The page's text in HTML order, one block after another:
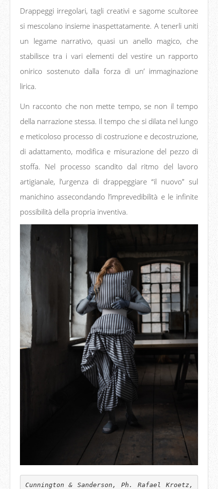
Drappeggi irregolari, tagli creativi e sagome scultoree
si mescolano insieme inaspettatamente. A tenerli uniti
un legame narrativo, quasi un anello magico, che
stabilisce tra i vari elementi del vestire un rapporto
onirico sostenuto dalla forza di un’ immaginazione
lirica.
Un racconto che non mette tempo, se non il tempo
della narrazione stessa. Il tempo che si dilata nel lungo
e meticoloso processo di costruzione e decostruzione,
di adattamento, modifica e misurazione del pezzo di
stoffa. Nel processo scandito dal ritmo del lavoro
artigianale, l’urgenza di drappeggiare “il nuovo” sul
manichino assecondando l’imprevedibilità e le infinite
possibilità della propria inventiva.
Cunnington & Sanderson, Ph. Rafael Kroetz,